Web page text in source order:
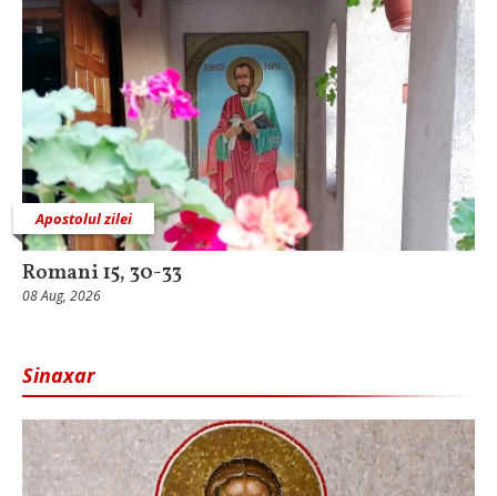
Apostolul zilei
Romani 15, 30-33
08 Aug, 2026
Sinaxar